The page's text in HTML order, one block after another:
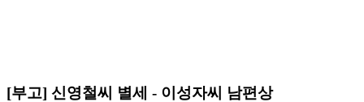
[부고] 신영철씨 별세 - 이성자씨 남편상